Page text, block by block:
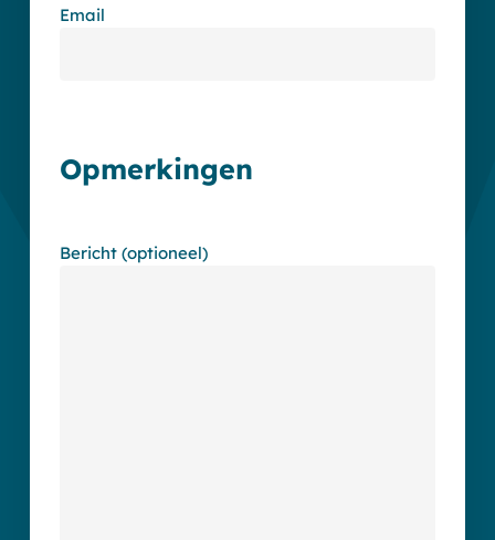
Email
Opmerkingen
Bericht (optioneel)